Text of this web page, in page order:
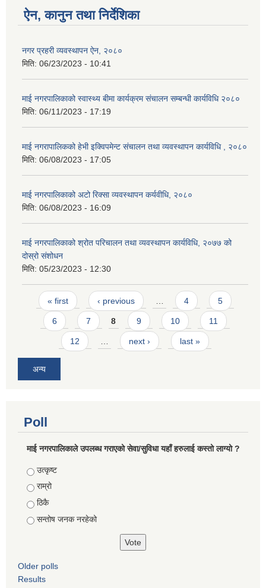
ऐन, कानुन तथा निर्देशिका
नगर प्रहरी व्यवस्थापन ऐन, २०८०
मिति: 06/23/2023 - 10:41
माई नगरपालिकाको स्वास्थ्य बीमा कार्यक्रम संचालन सम्बन्धी कार्यविधि २०८०
मिति: 06/11/2023 - 17:19
माई नगरापालिकको हेभी इक्विपमेन्ट संचालन तथा व्यवस्थापन कार्यविधि , २०८०
मिति: 06/08/2023 - 17:05
माई नगरपालिकाको अटो रिक्सा व्यवस्थापन कर्यवीधि, २०८०
मिति: 06/08/2023 - 16:09
माई नगरपालिकाको श्रोत परिचालन तथा व्यवस्थापन कार्यविधि, २०७७ को
दोस्रो संशोधन
मिति: 05/23/2023 - 12:30
Pages
« first ‹ previous … 4 5
6 7 8 9 10 11
12 … next › last »
अन्य
Poll
माई नगरपालिकाले उपलब्ध गराएको सेवा/सुविधा यहाँ हरुलाई कस्तो लाग्यो ?
Choices
उत्कृष्ट
राम्रो
ठिकै
सन्तोष जनक नरहेको
Older polls
Results